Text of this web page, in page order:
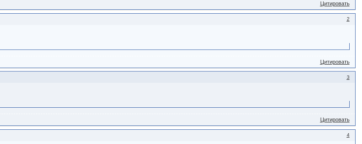
Цитировать
2
Цитировать
3
Цитировать
4